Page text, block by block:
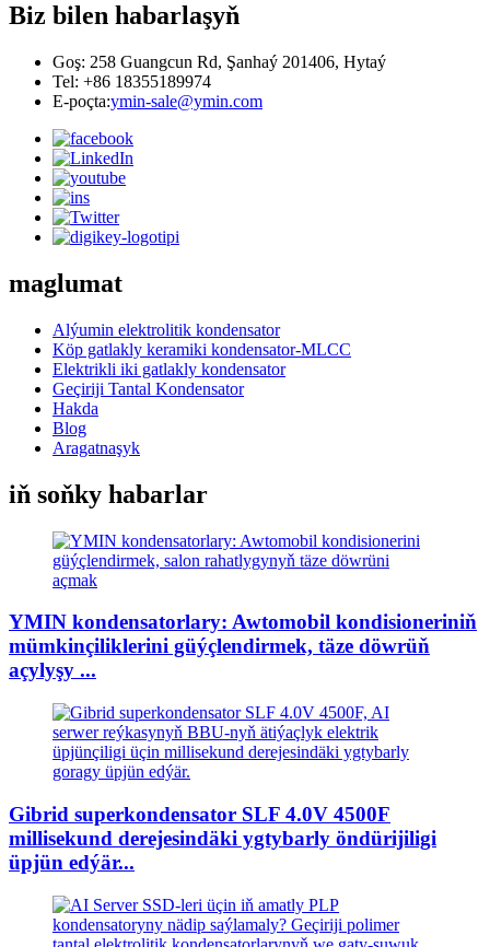
Biz bilen habarlaşyň
Goş: 258 Guangcun Rd, Şanhaý 201406, Hytaý
Tel: +86 18355189974
E-poçta:ymin-sale@ymin.com
maglumat
Alýumin elektrolitik kondensator
Köp gatlakly keramiki kondensator-MLCC
Elektrikli iki gatlakly kondensator
Geçiriji Tantal Kondensator
Hakda
Blog
Aragatnaşyk
iň soňky habarlar
YMIN kondensatorlary: Awtomobil kondisioneriniň
mümkinçiliklerini güýçlendirmek, täze döwrüň
açylyşy ...
Gibrid superkondensator SLF 4.0V 4500F
millisekund derejesindäki ygtybarly öndürijiligi
üpjün edýär...